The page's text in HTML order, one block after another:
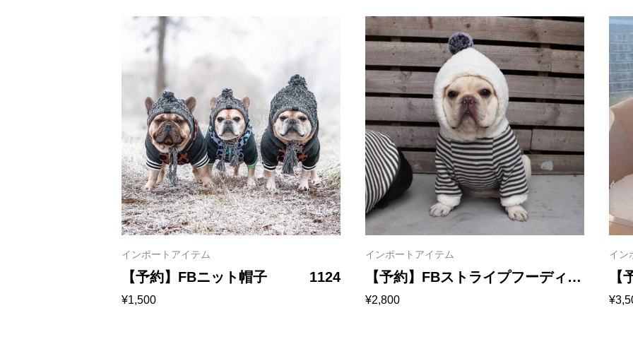
インポートアイテム
【予約】FBニット帽子 1124
¥1,500
インポートアイテム
【予約】FBストライプフーディ
ー 1123
¥2,800
イン
¥